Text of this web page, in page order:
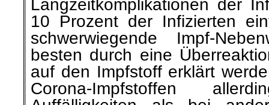
Langzeitkomplikationen der
10 Prozent der Infizierten
schwerwiegende Impf-
besten durch eine
auf den Impfstoff erklärt
Corona-Impfstoffen